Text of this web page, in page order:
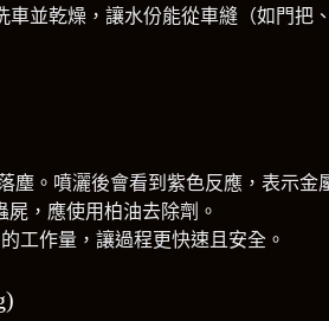
車並乾燥，讓水份能從車縫（如門
塵。噴灑後會看到紫色反應，表示金
，應使用柏油去除劑。
工作量，讓過程更快速且安全。